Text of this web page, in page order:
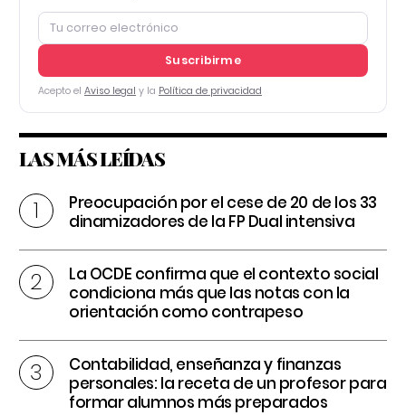
Suscribirme
Acepto el Aviso legal y la Política de privacidad
LAS MÁS LEÍDAS
Preocupación por el cese de 20 de los 33
dinamizadores de la FP Dual intensiva
La OCDE confirma que el contexto social
condiciona más que las notas con la
orientación como contrapeso
Contabilidad, enseñanza y finanzas
personales: la receta de un profesor para
formar alumnos más preparados